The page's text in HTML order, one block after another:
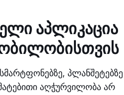
აპლიკაცია
სმარტფონებზე, პლანშეტებზე
აღჭურვილობა არ